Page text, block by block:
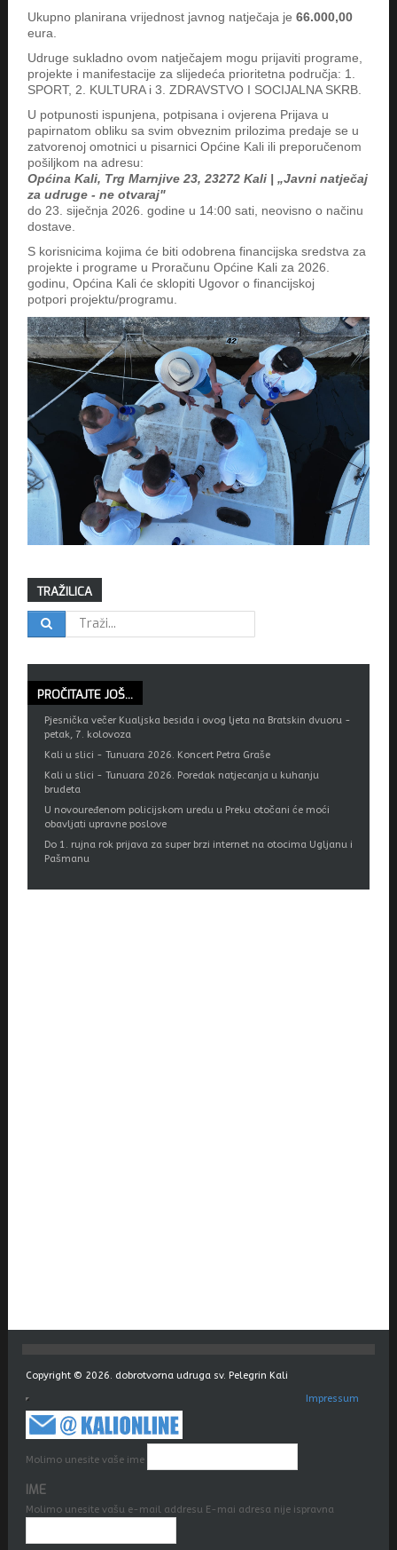
Ukupno planirana vrijednost javnog natječaja je 66.000,00
eura.
Udruge sukladno ovom natječajem mogu prijaviti programe,
projekte i manifestacije za slijedeća prioritetna područja: 1.
SPORT, 2. KULTURA i 3. ZDRAVSTVO I SOCIJALNA SKRB.
U potpunosti ispunjena, potpisana i ovjerena Prijava u
papirnatom obliku sa svim obveznim prilozima predaje se u
zatvorenoj omotnici u pisarnici Općine Kali ili preporučenom
pošiljkom na adresu:
Općina Kali, Trg Marnjive 23, 23272 Kali | „Javni natječaj
za udruge - ne otvaraj"
do 23. siječnja 2026. godine u 14:00 sati, neovisno o načinu
dostave.
S korisnicima kojima će biti odobrena financijska sredstva za
projekte i programe u Proračunu Općine Kali za 2026.
godinu, Općina Kali će sklopiti Ugovor o financijskoj
potpori projektu/programu.
TRAŽILICA
PROČITAJTE JOŠ...
Pjesnička večer Kualjska besida i ovog ljeta na Bratskin dvuoru -
petak, 7. kolovoza
Kali u slici - Tunuara 2026. Koncert Petra Graše
Kali u slici - Tunuara 2026. Poredak natjecanja u kuhanju
brudeta
U novouređenom policijskom uredu u Preku otočani će moći
obavljati upravne poslove
Do 1. rujna rok prijava za super brzi internet na otocima Ugljanu i
Pašmanu
Copyright © 2026. dobrotvorna udruga sv. Pelegrin Kali
Impressum
Molimo unesite vaše ime
IME
Molimo unesite vašu e-mail addresu E-mai adresa nije ispravna